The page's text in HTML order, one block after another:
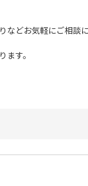
などお気軽にご相談
す。